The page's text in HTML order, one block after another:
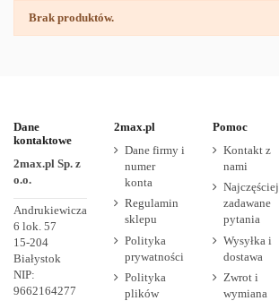
Brak produktów.
Dane
kontaktowe
2max.pl Sp. z
o.o.
Andrukiewicza
6 lok. 57
15-204
Białystok
NIP:
9662164277
2max.pl
Dane firmy i
numer
konta
Regulamin
sklepu
Polityka
prywatności
Polityka
plików
Pomoc
Kontakt z
nami
Najczęściej
zadawane
pytania
Wysyłka i
dostawa
Zwrot i
wymiana